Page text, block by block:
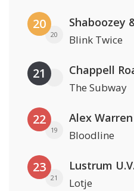
20
20
Shaboozey
Blink Twice
21 Chappell
The Subway
22
19
Alex
Bloodline
23
21 Lotje